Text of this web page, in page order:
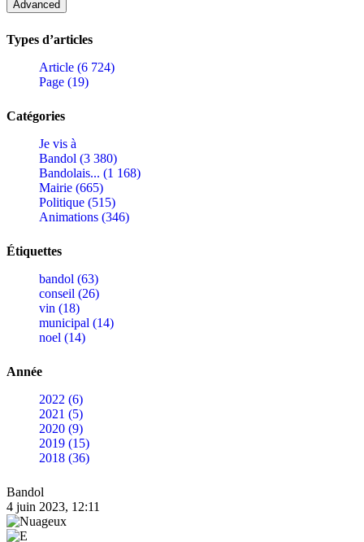
Types d’articles
Article (6 724)
Page (19)
Catégories
Je vis à
Bandol (3 380)
Bandolais... (1 168)
Mairie (665)
Politique (515)
Animations (346)
Étiquettes
bandol (63)
conseil (26)
vin (18)
municipal (14)
noel (14)
Année
2022 (6)
2021 (5)
2020 (9)
2019 (15)
2018 (36)
Bandol
4 juin 2023, 12:11